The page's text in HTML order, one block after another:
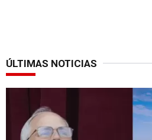
ÚLTIMAS NOTICIAS